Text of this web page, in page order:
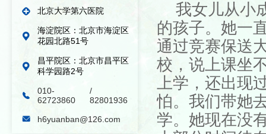
北京大学第六医院
海淀院区：北京市海淀区
花园北路51号
昌平院区：北京市昌平区
科学园路2号
010-
62723860
/
82801936
h6yuanban@126.com
我女儿从小
的孩子。她一
通过竞赛保送
校，说上课坐
上学，还出现
怕。我们带她
学。她现在没